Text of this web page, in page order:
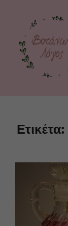
Ετικέτα: